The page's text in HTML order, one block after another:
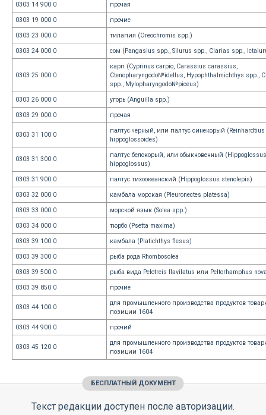
0303 14 900 0
прочая
0303 19 000 0
прочие
0303 23 000 0
тилапия (Oreochromis spp.)
0303 24 000 0
сом (Pangasius spp., Silurus spp., Clarias spp.,
0303 25 000 0
карп (Cyprinus carpio, Carassius carassius,
Ctenopharyngodo№idellus, Hypophthalmichthys spp.,
spp., Mylopharyngodo№piceus)
0303 26 000 0
угорь (Anguilla spp.)
0303 29 000 0
прочая
0303 31 100 0
палтус черный, или палтус синекорый (Reinhardtius
hippoglossoides)
0303 31 300 0
палтус белокорый, или обыкновенный (Hippoglossus
hippoglossus)
0303 31 900 0
палтус тихоокеанский (Hippoglossus stenolepis)
0303 32 000 0
камбала морская (Pleuronectes platessa)
0303 33 000 0
морской язык (Solea spp.)
0303 34 000 0
тюрбо (Psetta maxima)
0303 39 100 0
камбала (Platichthys flesus)
0303 39 300 0
рыба рода Rhombosolea
0303 39 500 0
рыба вида Pelotreis flavilatus или Peltorhamphus
0303 39 850 0
прочие
0303 44 100 0
для промышленного производства продуктов
позиции 1604
0303 44 900 0
прочий
0303 45 120 0
для промышленного производства продуктов
позиции 1604
БЕСПЛАТНЫЙ ДОКУМЕНТ
Текст редакции доступен после авторизации.